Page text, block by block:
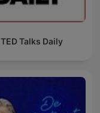
TED Talks Daily